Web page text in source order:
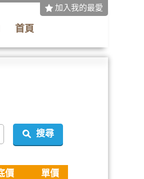
加入我的最愛
首頁
搜尋
價 單價